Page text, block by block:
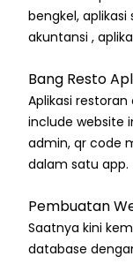
bengkel, aplikasi
akuntansi ,
Bang Resto
Aplikasi
include website
admin, qr code
dalam satu app.
Pembuatan
Saatnya kini
database